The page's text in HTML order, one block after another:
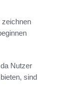
zeichnen
Nutzer
sind